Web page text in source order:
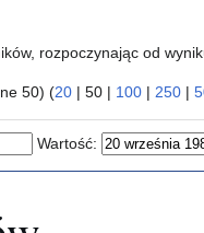
rozpoczynając od
50) (20 | 50 | 100 | 250 |
Wartość: